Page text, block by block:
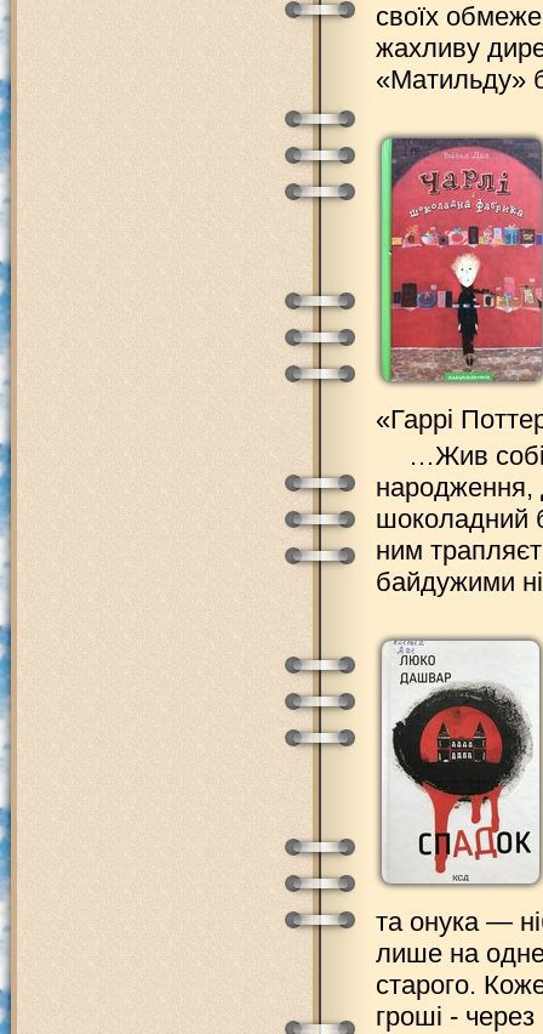
своїх
жахливу
«Матильду»
«Гаррі
…Жив собі
народження,
шоколадний
ним
байдужими
та онука —
лише на
старого.
гроші -